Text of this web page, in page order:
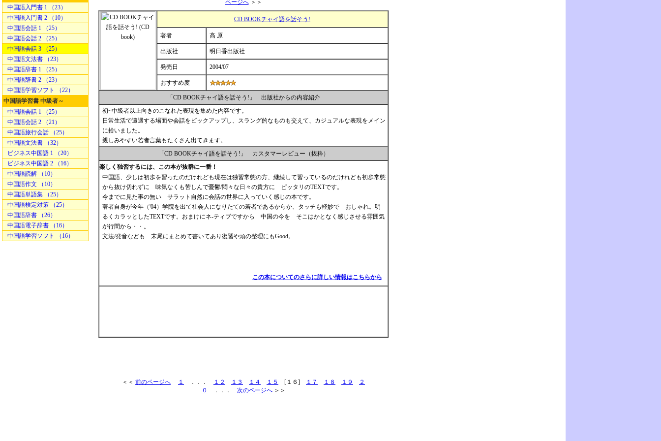
中国語入門書 1 （23）
中国語入門書 2 （10）
中国語会話 1 （25）
中国語会話 2 （25）
中国語会話 3 （25）
中国語文法書 （23）
中国語辞書 1 （25）
中国語辞書 2 （23）
中国語学習ソフト （22）
中国語学習書 中級者～
中国語会話 1 （25）
中国語会話 2 （21）
中国語旅行会話 （25）
中国語文法書 （32）
ビジネス中国語 1 （20）
ビジネス中国語 2 （16）
中国語読解 （10）
中国語作文 （10）
中国語単語集 （25）
中国語検定対策 （25）
中国語辞書 （26）
中国語電子辞書 （16）
中国語学習ソフト （16）
ページへ＞＞
CD BOOKチャイ語を話そう!
著者 高 原
出版社 明日香出版社
発売日 2004/07
おすすめ度
「CD BOOKチャイ語を話そう!」 出版社からの内容紹介
初~中級者以上向きのこなれた表現を集めた内容です。
日常生活で遭遇する場面や会話をピックアップし、スラング的なものも交えて、カジュアルな表現をメイン
に拾いました。
親しみやすい若者言葉もたくさん出てきます。
「CD BOOKチャイ語を話そう!」 カスタマーレビュー（抜粋）
楽しく独習するには、この本が抜群に一番！
中国語、少しは初歩を習ったのだけれども現在は独習常態の方、継続して習っているのだけれども初歩常態
から抜け切れずに 味気なくも苦しんで憂鬱/悶々な日々の貴方に ピッタリのTEXTです。
今までに見た事の無い サラット自然に会話の世界に入っていく感じの本です。
著者自身が今年（'04）学院を出て社会人になりたての若者であるからか、タッチも軽妙で おしゃれ。明
るくカラッとしたTEXTです。おまけにネ-ティブですから 中国の今を そこはかとなく感じさせる雰囲気
が行間から・・。
文法/発音なども 末尾にまとめて書いてあり復習や頭の整理にもGood。
この本についてのさらに詳しい情報はこちらから
＜＜ 前のページへ １ ．．． １２ １３ １４ １５ [１６] １７ １８ １９
２
０
．．． 次のページへ＞＞